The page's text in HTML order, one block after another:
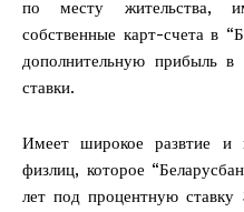
по месту жительства,
собственные карт-счета в
дополнительную прибыль
ставки.
Имеет широкое развтие и
физлиц, которое
лет под процентную